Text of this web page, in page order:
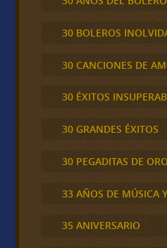
30 BOLEROS
30 CANCIONES DE
30 ÉXITOS
30 GRANDES ÉXITOS
30 PEGADITAS DE ORO
33 AÑOS DE MÚSICA
35 ANIVERSARIO